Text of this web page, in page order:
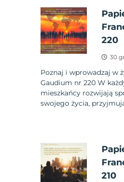
220
30
Poznaj i wprowadzaj w
Gaudium nr 220 W
mieszkańcy rozwijają
swojego życia,
210